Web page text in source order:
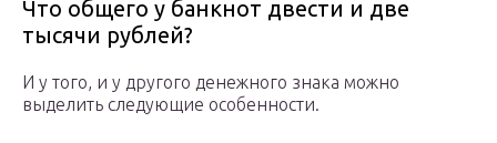
Что общего у банкнот двести и две
тысячи рублей?
И у того, и у другого денежного знака можно
выделить следующие особенности.